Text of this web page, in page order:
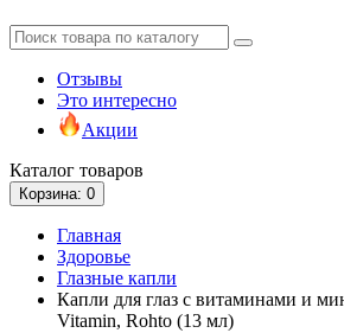
Отзывы
Это интересно
Акции
Каталог товаров
Корзина: 0
Главная
Здоровье
Глазные капли
Капли для глаз с витаминами и
Vitamin, Rohto (13 мл)